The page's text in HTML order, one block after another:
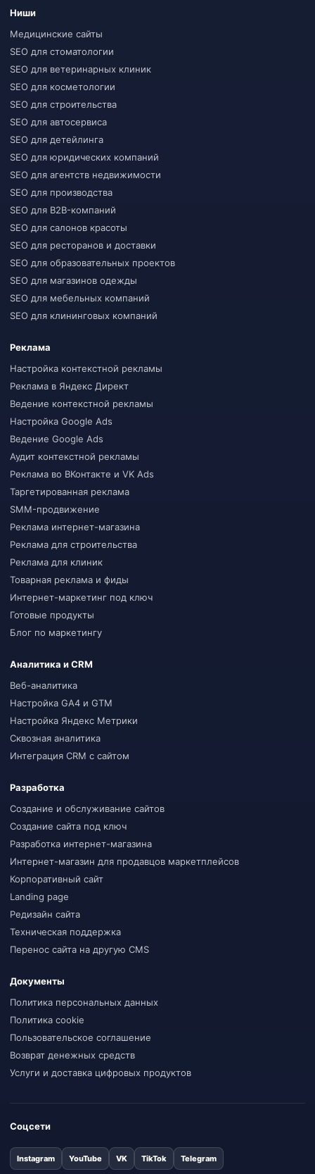
Ниши
Медицинские сайты
SEO для стоматологии
SEO для ветеринарных клиник
SEO для косметологии
SEO для строительства
SEO для автосервиса
SEO для детейлинга
SEO для юридических компаний
SEO для агентств недвижимости
SEO для производства
SEO для B2B-компаний
SEO для салонов красоты
SEO для ресторанов и доставки
SEO для образовательных проектов
SEO для магазинов одежды
SEO для мебельных компаний
SEO для клининговых компаний
Реклама
Настройка контекстной рекламы
Реклама в Яндекс Директ
Ведение контекстной рекламы
Настройка Google Ads
Ведение Google Ads
Аудит контекстной рекламы
Реклама во ВКонтакте и VK Ads
Таргетированная реклама
SMM-продвижение
Реклама интернет-магазина
Реклама для строительства
Реклама для клиник
Товарная реклама и фиды
Интернет-маркетинг под ключ
Готовые продукты
Блог по маркетингу
Аналитика и CRM
Веб-аналитика
Настройка GA4 и GTM
Настройка Яндекс Метрики
Сквозная аналитика
Интеграция CRM с сайтом
Разработка
Создание и обслуживание сайтов
Создание сайта под ключ
Разработка интернет-магазина
Интернет-магазин для продавцов маркетплейсов
Корпоративный сайт
Landing page
Редизайн сайта
Техническая поддержка
Перенос сайта на другую CMS
Документы
Политика персональных данных
Политика cookie
Пользовательское соглашение
Возврат денежных средств
Услуги и доставка цифровых продуктов
Соцсети
Instagram YouTube VK TikTok Telegram